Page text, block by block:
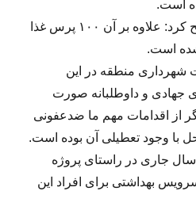
است.
شهردار منطقه چهار تصریح کرد: علاوه بر آن ۱۰۰ پرس غذا
است.
شهرداری منطقه در این
جهادی و داوطلبانه صورت
از اقدامات مهم ما ضدعفونی
با وجود تعطیلی آن بوده است.
جاری در راستای پروژه
بهداشتی برای افراد این